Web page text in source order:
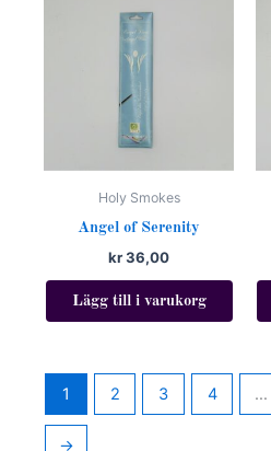
Holy Smokes
Angel of Serenity
kr36,00
Lägg till i varukorg
1 2 3 4 …
→